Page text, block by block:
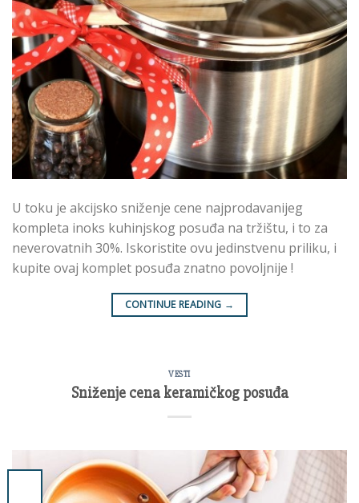
U toku je akcijsko sniženje cene najprodavanijeg
kompleta inoks kuhinjskog posuđa na tržištu, i to za
neverovatnih 30%. Iskoristite ovu jedinstvenu priliku, i
kupite ovaj komplet posuđa znatno povoljnije !
CONTINUE READING →
VESTI
Sniženje cena keramičkog posuđa